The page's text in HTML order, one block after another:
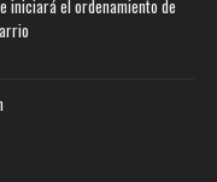
iniciará el ordenamiento de